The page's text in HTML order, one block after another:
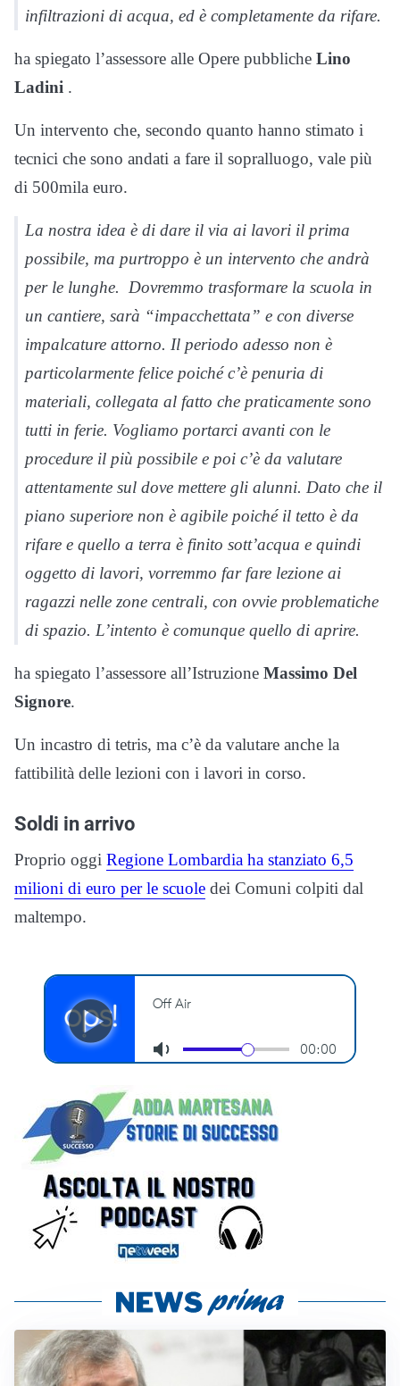
infiltrazioni di acqua, ed è completamente da rifare.
ha spiegato l’assessore alle Opere pubbliche Lino
Ladini .
Un intervento che, secondo quanto hanno stimato i
tecnici che sono andati a fare il sopralluogo, vale più
di 500mila euro.
La nostra idea è di dare il via ai lavori il prima
possibile, ma purtroppo è un intervento che andrà
per le lunghe. Dovremmo trasformare la scuola in
un cantiere, sarà “impacchettata” e con diverse
impalcature attorno. Il periodo adesso non è
particolarmente felice poiché c’è penuria di
materiali, collegata al fatto che praticamente sono
tutti in ferie. Vogliamo portarci avanti con le
procedure il più possibile e poi c’è da valutare
attentamente sul dove mettere gli alunni. Dato che il
piano superiore non è agibile poiché il tetto è da
rifare e quello a terra è finito sott’acqua e quindi
oggetto di lavori, vorremmo far fare lezione ai
ragazzi nelle zone centrali, con ovvie problematiche
di spazio. L’intento è comunque quello di aprire.
ha spiegato l’assessore all’Istruzione Massimo Del
Signore.
Un incastro di tetris, ma c’è da valutare anche la
fattibilità delle lezioni con i lavori in corso.
Soldi in arrivo
Proprio oggi Regione Lombardia ha stanziato 6,5
milioni di euro per le scuole dei Comuni colpiti dal
maltempo.